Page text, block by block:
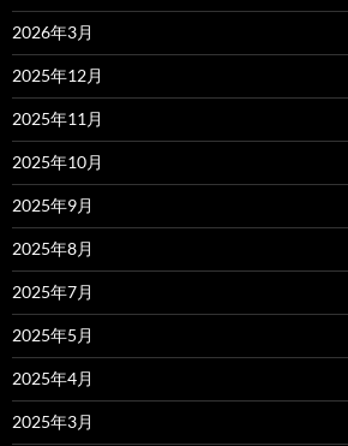
2026年3月
2025年12月
2025年11月
2025年10月
2025年9月
2025年8月
2025年7月
2025年5月
2025年4月
2025年3月